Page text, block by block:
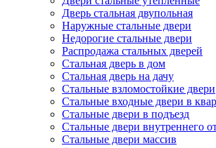
Дверь стальная двупольная
Наружные стальные двери
Недорогие стальные двери
Распродажа стальных дверей
Стальная дверь в дом
Стальная дверь на дачу
Стальные взломостойкие двери
Стальные входные двери в
Стальные двери в подъезд
Стальные двери внутреннего
Стальные двери массив